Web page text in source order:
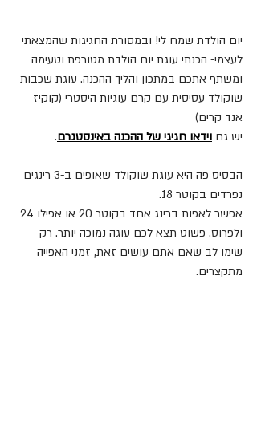
יום הולדת שמח לי! ובמסורת החגיגות שהמצאתי
לעצמי- הכנתי עוגת יום הולדת מטורפת וטעימה
ומשתף אתכם במתכון והליך ההכנה. עוגת שכבות
שוקולד עסיסית עם קרם עוגיות היסטרי (קוקיז
אנד קרים)
יש גם וידאו חגיגי של ההכנה באינסטגרם.
הבסיס פה היא עוגת שוקולד שאופים ב-3 רינגים
נפרדים בקוטר 18.
ולפרוס. פשוט תצא לכם עוגה נמוכה יותר. רק
שימו לב שאם אתם עושים זאת, זמני האפייה
מתקצרים.